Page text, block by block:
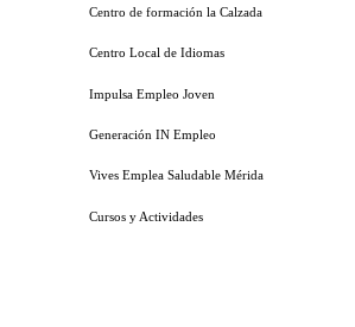
Centro de formación la Calzada
Centro Local de Idiomas
Impulsa Empleo Joven
Generación IN Empleo
Vives Emplea Saludable Mérida
Cursos y Actividades